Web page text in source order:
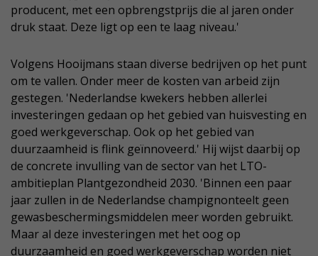
producent, met een opbrengstprijs die al jaren onder
druk staat. Deze ligt op een te laag niveau.'
Volgens Hooijmans staan diverse bedrijven op het punt
om te vallen. Onder meer de kosten van arbeid zijn
gestegen. 'Nederlandse kwekers hebben allerlei
investeringen gedaan op het gebied van huisvesting en
goed werkgeverschap. Ook op het gebied van
duurzaamheid is flink geïnnoveerd.' Hij wijst daarbij op
de concrete invulling van de sector van het LTO-
ambitieplan Plantgezondheid 2030. 'Binnen een paar
jaar zullen in de Nederlandse champignonteelt geen
gewasbeschermingsmiddelen meer worden gebruikt.
Maar al deze investeringen met het oog op
duurzaamheid en goed werkgeverschap worden niet